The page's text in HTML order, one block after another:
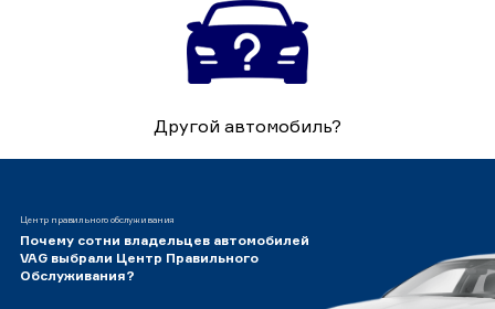
Другой автомобиль?
Центр правильного обслуживания
Почему сотни владельцев автомобилей
VAG выбрали Центр Правильного
Обслуживания?